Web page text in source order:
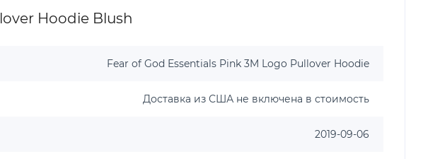
Hoodie Blush
Fear of God Essentials Pink 3M Logo Pullover Hoodie
Доставка из США не включена в стоимость
2019-09-06